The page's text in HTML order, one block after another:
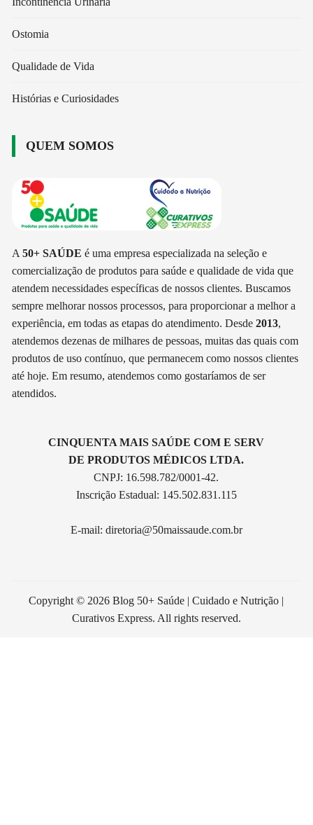
Ostomia
Qualidade de Vida
Histórias e Curiosidades
QUEM SOMOS
A50+ SAÚDE é uma empresa especializada na seleção e
comercialização de produtos para saúde e qualidade de vida que
atendem necessidades específicas de nossos clientes. Buscamos
sempre melhorar nossos processos, para proporcionar a melhor a
experiência, em todas as etapas do atendimento. Desde2013,
atendemos dezenas de milhares de pessoas, muitas das quais com
produtos de uso contínuo, que permanecem como nossos clientes
até hoje. Em resumo, atendemos como gostaríamos de ser
atendidos.
CINQUENTA MAIS SAÚDE COM E SERV
DE PRODUTOS MÉDICOS LTDA.
CNPJ: 16.598.782/0001-42.
Inscrição Estadual: 145.502.831.115
E-mail: diretoria@50maissaude.com.br
Copyright © 2026 Blog 50+ Saúde | Cuidado e Nutrição |
Curativos Express. All rights reserved.